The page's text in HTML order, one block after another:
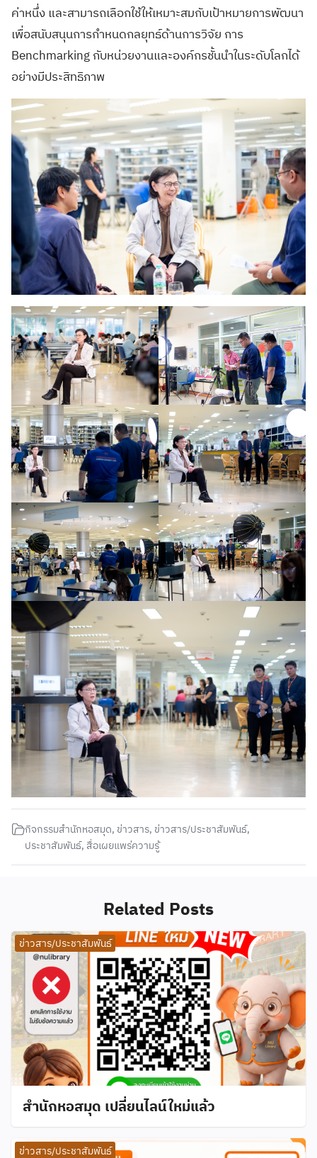
ค่าหนึ่ง และสามารถเลือกใช้ให้เหมาะสมกับเป้าหมายการพัฒนา
เพื่อสนับสนุนการกำหนดกลยุทธ์ด้านการวิจัย การ
Benchmarking กับหน่วยงานและองค์กรชั้นนำในระดับโลกได้
อย่างมีประสิทธิภาพ
กิจกรรมสำนักหอสมุด, ข่าวสาร, ข่าวสาร/ประชาสัมพันธ์,
ประชาสัมพันธ์, สื่อเผยแพร่ความรู้
Related Posts
ข่าวสาร/ประชาสัมพันธ์
สำนักหอสมุด เปลี่ยนไลน์ใหม่แล้ว
ข่าวสาร/ประชาสัมพันธ์